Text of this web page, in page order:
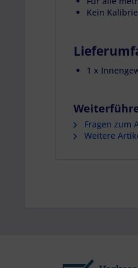
Kein
1 x
Fragen zum
Weitere